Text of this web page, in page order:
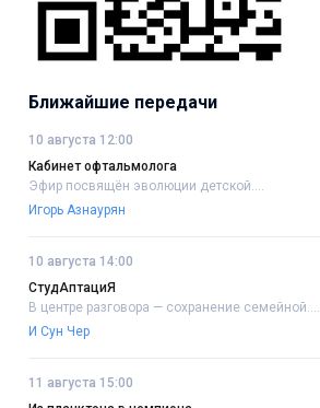
Ближайшие передачи
10 августа 12:00
Кабинет офтальмолога
Эфир посвящён эволюции детской....
Игорь Азнаурян
10 августа 14:00
СтудАптациЯ
В центре разговора — сохранение семейной....
И Сун Чер
11 августа 15:00